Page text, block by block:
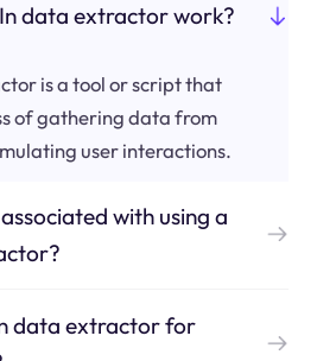
data extractor work?
is a tool or script that
of gathering data from
user interactions.
with using a
data extractor for